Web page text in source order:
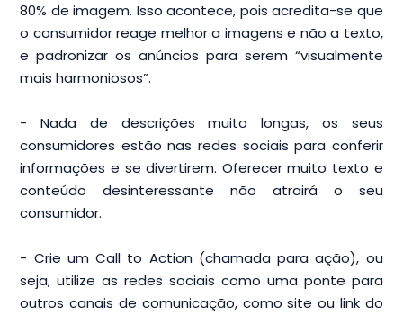
80% de imagem. Isso acontece, pois acredita-se que
o consumidor reage melhor a imagens e não a texto,
e padronizar os anúncios para serem “visualmente
mais harmoniosos”.
- Nada de descrições muito longas, os seus
consumidores estão nas redes sociais para conferir
informações e se divertirem. Oferecer muito texto e
conteúdo desinteressante não atrairá o seu
consumidor.
- Crie um Call to Action (chamada para ação), ou
seja, utilize as redes sociais como uma ponte para
outros canais de comunicação, como site ou link do